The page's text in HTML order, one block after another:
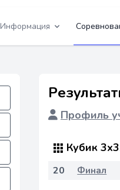
Информация
Профиль
Кубик
20
Финал